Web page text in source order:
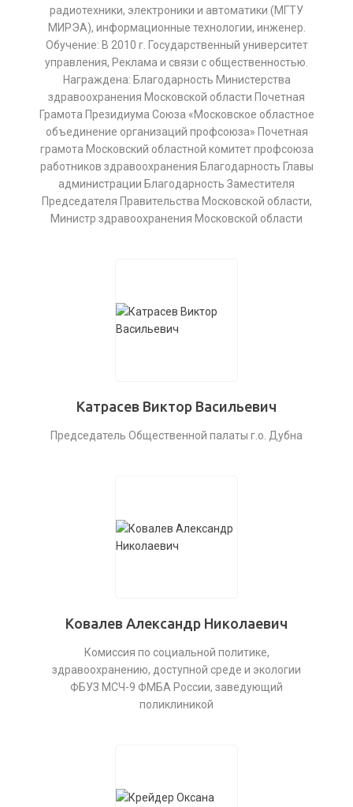
радиотехники, электроники и автоматики (МГТУ
МИРЭА), информационные технологии, инженер.
Обучение: В 2010 г. Государственный университет
управления, Реклама и связи с общественностью.
Награждена: Благодарность Министерства
здравоохранения Московской области Почетная
Грамота Президиума Союза «Московское областное
объединение организаций профсоюза» Почетная
грамота Московский областной комитет профсоюза
работников здравоохранения Благодарность Главы
администрации Благодарность Заместителя
Председателя Правительства Московской области,
Министр здравоохранения Московской области
Катрасев Виктор Васильевич
Председатель Общественной палаты г.о. Дубна
Ковалев Александр Николаевич
Комиссия по социальной политике,
здравоохранению, доступной среде и экологии
ФБУЗ МСЧ-9 ФМБА России, заведующий
поликлиникой